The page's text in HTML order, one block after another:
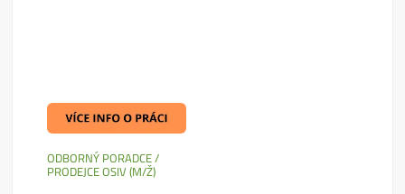
ODBORNÝ PORADCE /
PRODEJCE OSIV (M/Ž)